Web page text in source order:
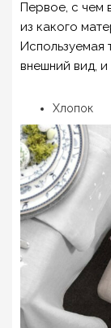
Первое, с чем
из какого
Используемая
внешний вид,
Хлопок